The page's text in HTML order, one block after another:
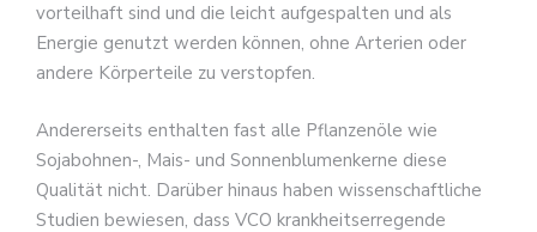
vorteilhaft sind und die leicht aufgespalten und als
Energie genutzt werden können, ohne Arterien oder
andere Körperteile zu verstopfen.
Andererseits enthalten fast alle Pflanzenöle wie
Sojabohnen-, Mais- und Sonnenblumenkerne diese
Qualität nicht. Darüber hinaus haben wissenschaftliche
Studien bewiesen, dass VCO krankheitserregende